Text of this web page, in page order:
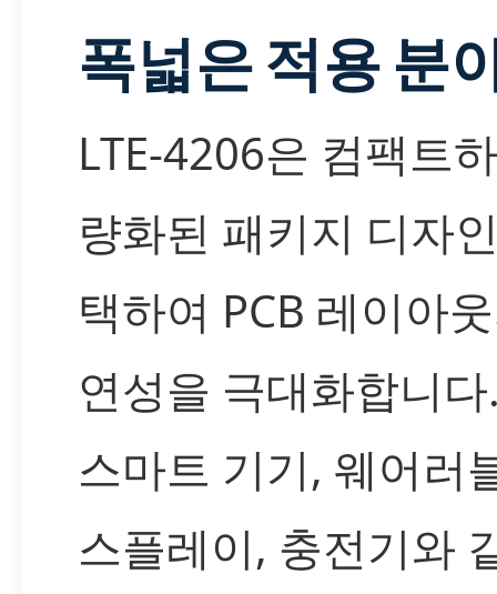
폭넓은 적용 분
LTE-4206은 컴팩트
량화된 패키지 디자
택하여 PCB 레이아
연성을 극대화합니
스마트 기기, 웨어러
스플레이, 충전기와